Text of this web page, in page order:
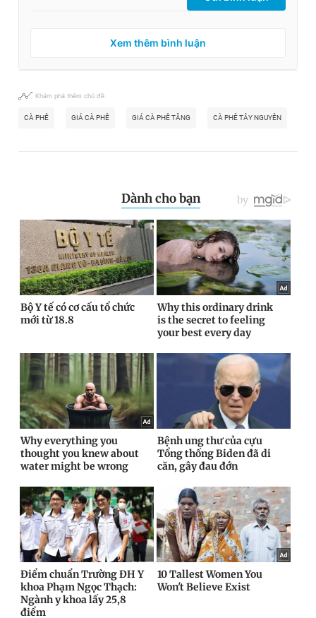
Xem thêm bình luận
Khám phá thêm chủ đề
CÀ PHÊ GIÁ CÀ PHÊ GIÁ CÀ PHÊ TĂNG CÀ PHÊ TÂY NGUYÊN